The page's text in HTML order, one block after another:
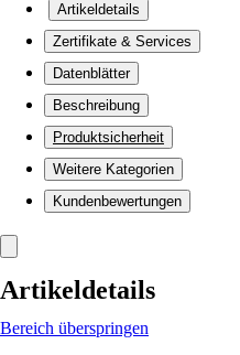
Artikeldetails
Zertifikate & Services
Datenblätter
Beschreibung
Produktsicherheit
Weitere Kategorien
Kundenbewertungen
Artikeldetails
Bereich überspringen